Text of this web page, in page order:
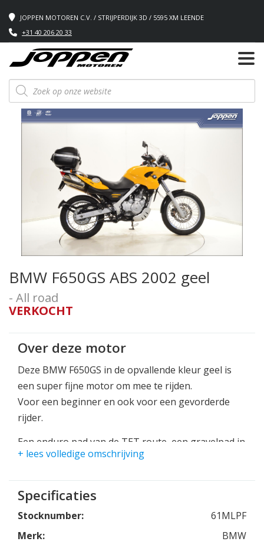
JOPPEN MOTOREN C.V. / STRIJPERDIJK 3D / 5595 XM LEENDE
+31 40 206 20 33
Producten
zoeken
BMW F650GS ABS 2002 geel
- All road
VERKOCHT
Over deze motor
Deze BMW F650GS in de opvallende kleur geel is
een super fijne motor om mee te rijden.
Voor een beginner en ook voor een gevorderde
rijder.
Een enduro pad van de TET route, een gravelpad in
de bergen of gewoon stadsverkeer, deze motor
Luxe uitvoering met ABS en handvatverwarming.
Fijne extra is de topkoffer.
+ lees volledige omschrijving
Specificaties
Stocknumber:
61MLPF
Merk:
BMW